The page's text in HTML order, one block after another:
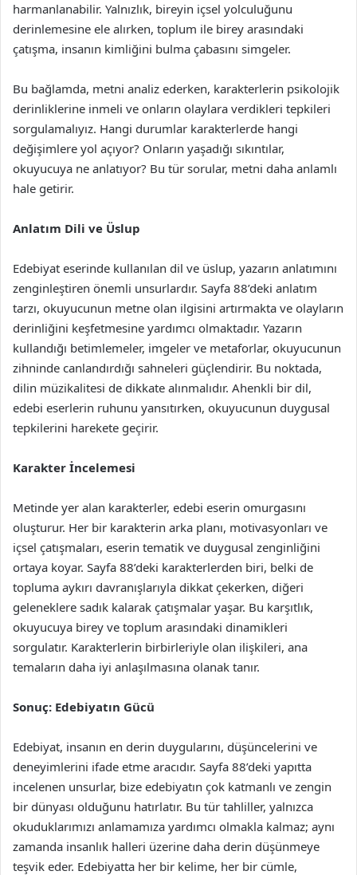
harmanlanabilir. Yalnızlık, bireyin içsel yolculuğunu
derinlemesine ele alırken, toplum ile birey arasındaki
çatışma, insanın kimliğini bulma çabasını simgeler.
Bu bağlamda, metni analiz ederken, karakterlerin psikolojik
derinliklerine inmeli ve onların olaylara verdikleri tepkileri
sorgulamalıyız. Hangi durumlar karakterlerde hangi
değişimlere yol açıyor? Onların yaşadığı sıkıntılar,
okuyucuya ne anlatıyor? Bu tür sorular, metni daha anlamlı
hale getirir.
Anlatım Dili ve Üslup
Edebiyat eserinde kullanılan dil ve üslup, yazarın anlatımını
zenginleştiren önemli unsurlardır. Sayfa 88’deki anlatım
tarzı, okuyucunun metne olan ilgisini artırmakta ve olayların
derinliğini keşfetmesine yardımcı olmaktadır. Yazarın
kullandığı betimlemeler, imgeler ve metaforlar, okuyucunun
zihninde canlandırdığı sahneleri güçlendirir. Bu noktada,
dilin müzikalitesi de dikkate alınmalıdır. Ahenkli bir dil,
edebi eserlerin ruhunu yansıtırken, okuyucunun duygusal
tepkilerini harekete geçirir.
Karakter İncelemesi
Metinde yer alan karakterler, edebi eserin omurgasını
oluşturur. Her bir karakterin arka planı, motivasyonları ve
içsel çatışmaları, eserin tematik ve duygusal zenginliğini
ortaya koyar. Sayfa 88’deki karakterlerden biri, belki de
topluma aykırı davranışlarıyla dikkat çekerken, diğeri
geleneklere sadık kalarak çatışmalar yaşar. Bu karşıtlık,
okuyucuya birey ve toplum arasındaki dinamikleri
sorgulatır. Karakterlerin birbirleriyle olan ilişkileri, ana
temaların daha iyi anlaşılmasına olanak tanır.
Sonuç: Edebiyatın Gücü
Edebiyat, insanın en derin duygularını, düşüncelerini ve
deneyimlerini ifade etme aracıdır. Sayfa 88’deki yapıtta
incelenen unsurlar, bize edebiyatın çok katmanlı ve zengin
bir dünyası olduğunu hatırlatır. Bu tür tahliller, yalnızca
okuduklarımızı anlamamıza yardımcı olmakla kalmaz; aynı
zamanda insanlık halleri üzerine daha derin düşünmeye
teşvik eder. Edebiyatta her bir kelime, her bir cümle,